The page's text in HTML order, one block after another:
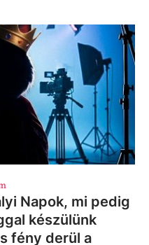
Napok, mi pedig
készülünk
fény derül a